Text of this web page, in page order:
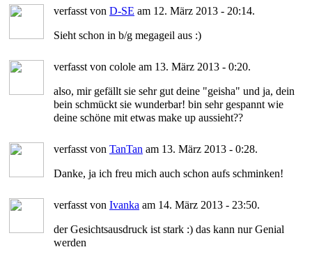
verfasst von D-SE am 12. März 2013 - 20:14.
Sieht schon in b/g megageil aus :)
verfasst von colole am 13. März 2013 - 0:20.
also, mir gefällt sie sehr gut deine "geisha" und ja, dein
bein schmückt sie wunderbar! bin sehr gespannt wie
deine schöne mit etwas make up aussieht??
verfasst von TanTan am 13. März 2013 - 0:28.
Danke, ja ich freu mich auch schon aufs schminken!
verfasst von Ivanka am 14. März 2013 - 23:50.
der Gesichtsausdruck ist stark :) das kann nur Genial
werden